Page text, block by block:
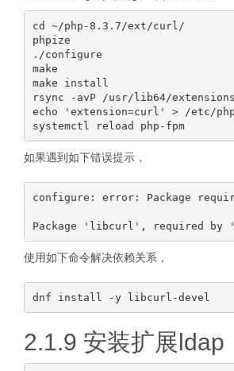
cd ~/php-8.3.7/ext/curl/
phpize
./configure
make
make install
rsync -avP /usr/lib64/
echo 'extension=curl' > /etc/
systemctl reload php-fpm
如果遇到如下错误提示，
configure: error: Package
使用如下命令解决依赖关系，
2.1.9 安装扩展ldap